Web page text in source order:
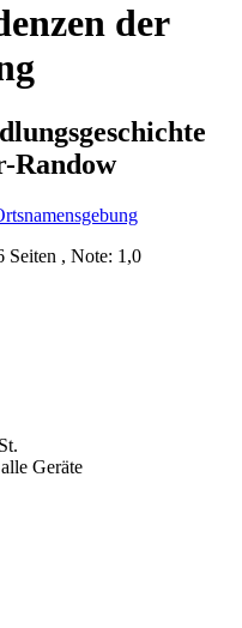
der
Randow
Seiten , Note: 1,0
Geräte